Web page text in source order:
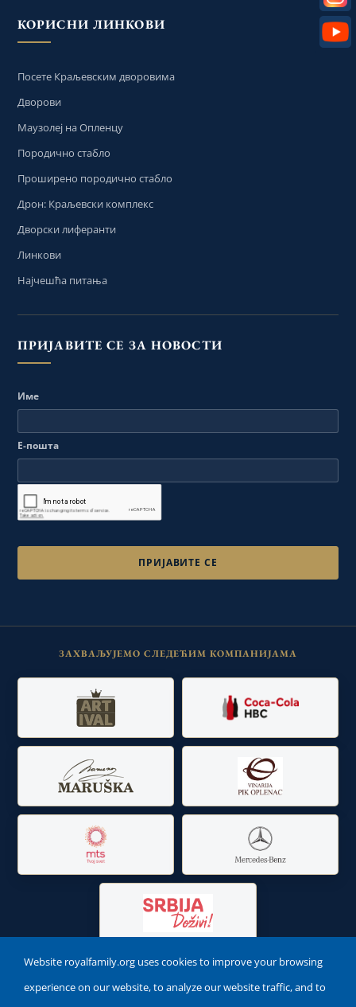
КОРИСНИ ЛИНКОВИ
Посете Краљевским дворовима
Дворови
Маузолеј на Опленцу
Породично стабло
Проширено породично стабло
Дрон: Краљевски комплекс
Дворски лиферанти
Линкови
Најчешћа питања
ПРИЈАВИТЕ СЕ ЗА НОВОСТИ
Име
Е-пошта
ЗАХВАЉУЈЕМО СЛЕДЕЋИМ КОМПАНИЈАМА
Краљевска породица Србије – сва права задржана
Website royalfamily.org uses cookies to improve your browsing
experience on our website, to analyze our website traffic, and to